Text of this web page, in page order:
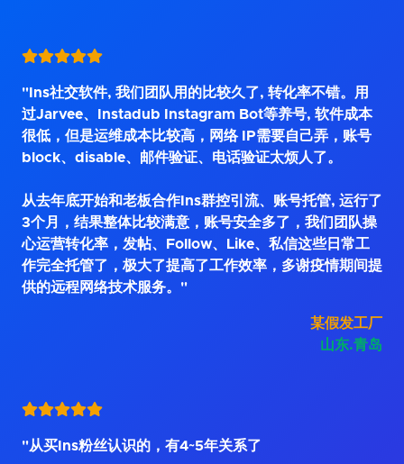
"Ins社交软件, 我们团队用的比较久了, 转化率不错。用
过Jarvee、Instadub Instagram Bot等养号, 软件成本
很低，但是运维成本比较高，网络 IP需要自己弄，账号
block、disable、邮件验证、电话验证太烦人了。
从去年底开始和老板合作Ins群控引流、账号托管, 运行了
3个月，结果整体比较满意，账号安全多了，我们团队操
心运营转化率，发帖、Follow、Like、私信这些日常工
作完全托管了，极大了提高了工作效率，多谢疫情期间提
供的远程网络技术服务。"
某假发工厂
山东.青岛
"从买Ins粉丝认识的，有4~5年关系了